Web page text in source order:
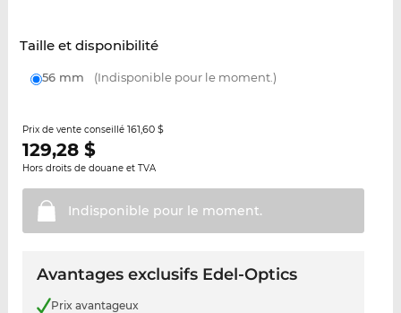
Taille et disponibilité
56 mm (Indisponible pour le moment.)
Prix de vente conseillé 161,60 $
129,28$
Hors droits de douane et TVA
Indisponible pour le moment.
Avantages exclusifs Edel-Optics
Prix avantageux